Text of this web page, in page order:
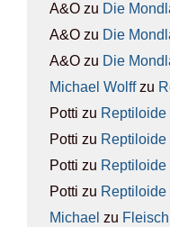
A&O zu Die
A&O zu Die
A&O zu Die
Michael Wolffzu
Potti zu Rep­ti­lo­ide
Potti zu Rep­ti­lo­ide
Potti zu Rep­ti­lo­ide
Potti zu Rep­ti­lo­ide
Michael zu Fleisch